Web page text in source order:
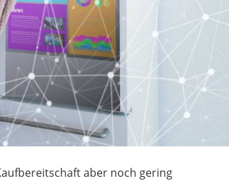
aber noch gering